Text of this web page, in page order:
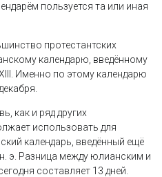
пользуется та или иная
протестантских
календарю, введённому
Именно по этому календарю
как и ряд других
использовать для
календарь, введённый ещё
э. Разница между юлианским и
составляет 13 дней.